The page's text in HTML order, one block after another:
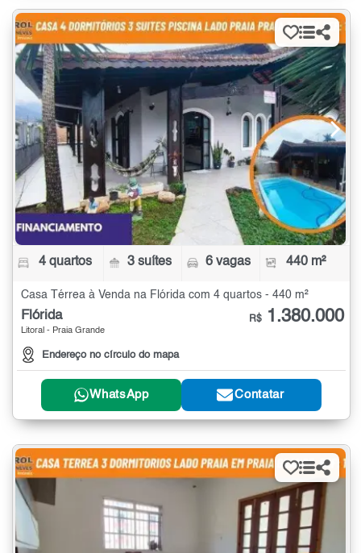
4 quartos 3 suítes 6 vagas 440 m²
Casa Térrea à Venda na Flórida com 4 quartos - 440 m²
Flórida
Litoral - Praia Grande
Endereço no círculo do mapa
R$ 1.380.000
WhatsApp Contatar